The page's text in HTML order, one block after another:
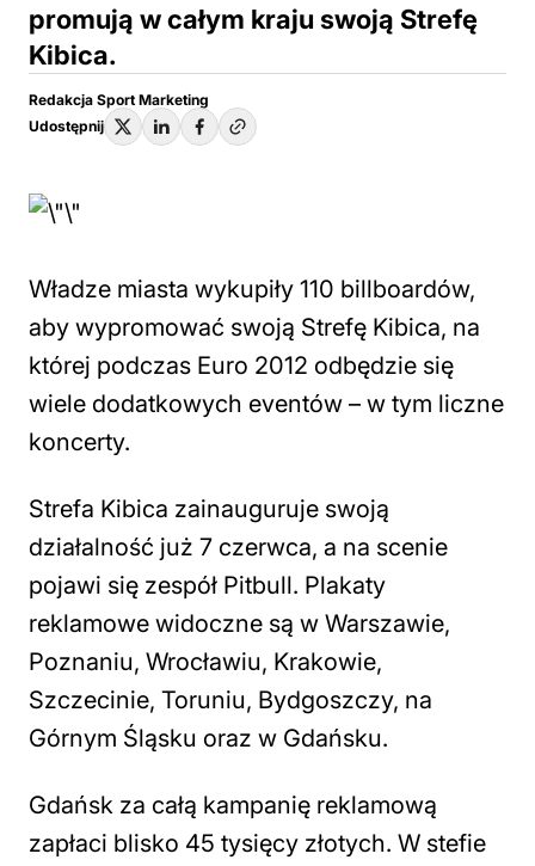
promują w całym kraju swoją Strefę
Kibica.
Redakcja Sport Marketing
Udostępnij
Władze miasta wykupiły 110 billboardów,
aby wypromować swoją Strefę Kibica, na
której podczas Euro 2012 odbędzie się
wiele dodatkowych eventów – w tym liczne
koncerty.
Strefa Kibica zainauguruje swoją
działalność już 7 czerwca, a na scenie
pojawi się zespół Pitbull. Plakaty
reklamowe widoczne są w Warszawie,
Poznaniu, Wrocławiu, Krakowie,
Szczecinie, Toruniu, Bydgoszczy, na
Górnym Śląsku oraz w Gdańsku.
Gdańsk za całą kampanię reklamową
zapłaci blisko 45 tysięcy złotych. W stefie